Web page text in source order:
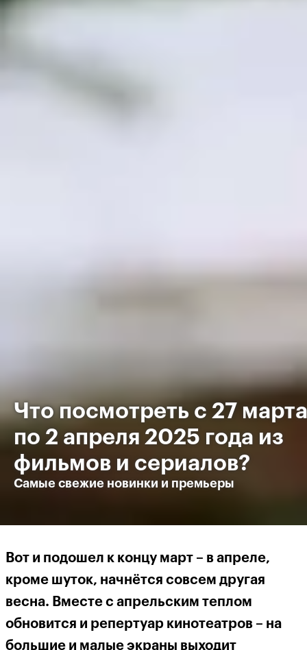
Что посмотреть с 27 марта
по 2 апреля 2025 года из
фильмов и сериалов?
Самые свежие новинки и премьеры
Вот и подошел к концу март – в апреле,
кроме шуток, начнётся совсем другая
весна. Вместе с апрельским теплом
обновится и репертуар кинотеатров – на
большие и малые экраны выходит